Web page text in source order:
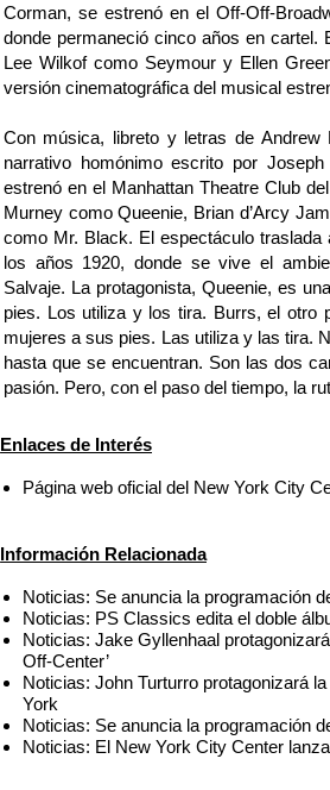
Corman, se estrenó en el Off-Off-
donde permaneció cinco años en cartel.
Lee Wilkof como Seymour y Ellen
versión cinematográfica del musical
Con música, libreto y letras de
narrativo homónimo escrito por
estrenó en el Manhattan Theatre Club
Murney como Queenie, Brian d’Arcy
como Mr. Black. El espectáculo
los años 1920, donde se vive el
Salvaje. La protagonista, Queenie, es
pies. Los utiliza y los tira. Burrs, el otro
mujeres a sus pies. Las utiliza y las tira.
hasta que se encuentran. Son las dos
pasión. Pero, con el paso del tiempo, la
Enlaces de Interés
Página web oficial del New York City
Información Relacionada
Noticias: Se anuncia la programación
Noticias: PS Classics edita el doble
Noticias: Jake Gyllenhaal
Off-Center’
Noticias: John Turturro protagonizará
York
Noticias: Se anuncia la programación
Noticias: El New York City Center